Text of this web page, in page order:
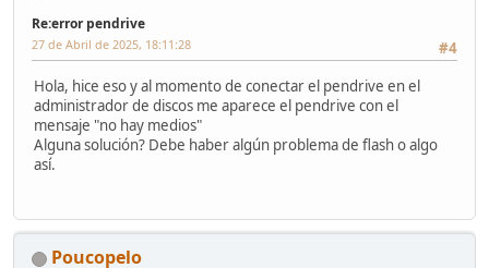
Re:error pendrive
#4
27 de Abril de 2025, 18:11:28
Hola, hice eso y al momento de conectar el pendrive en el
administrador de discos me aparece el pendrive con el
mensaje "no hay medios"
Alguna solución? Debe haber algún problema de flash o algo
así.
Poucopelo